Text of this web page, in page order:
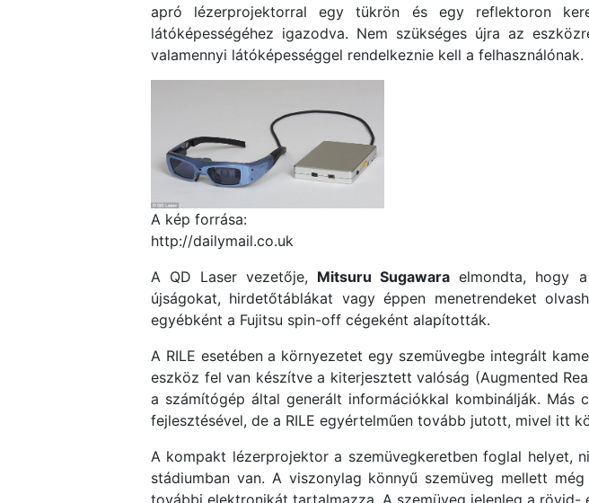
apró lézerprojektorral egy tükrön és egy reflektoron
látóképességéhez igazodva. Nem szükséges újra az
valamennyi látóképességgel rendelkeznie kell a felhasználónak.
A kép forrása:
http://dailymail.co.uk
A QD Laser vezetője, Mitsuru Sugawara elmondta, hogy
újságokat, hirdetőtáblákat vagy éppen menetrendeket
egyébként a Fujitsu spin-off cégeként alapították.
A RILE esetében a környezetet egy szemüvegbe integrált
eszköz fel van készítve a kiterjesztett valóság (Augmented
a számítógép által generált információkkal kombinálják.
fejlesztésével, de a RILE egyértelműen tovább jutott, mivel itt
A kompakt lézerprojektor a szemüvegkeretben foglal helyet,
stádiumban van. A viszonylag könnyű szemüveg mellett